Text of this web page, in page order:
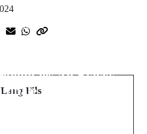
Post
les All Blacks
finale
Lang Fils